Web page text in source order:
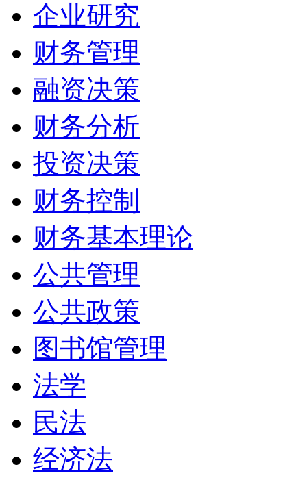
企业研究
财务管理
融资决策
财务分析
投资决策
财务控制
财务基本理论
公共管理
公共政策
图书馆管理
法学
民法
经济法